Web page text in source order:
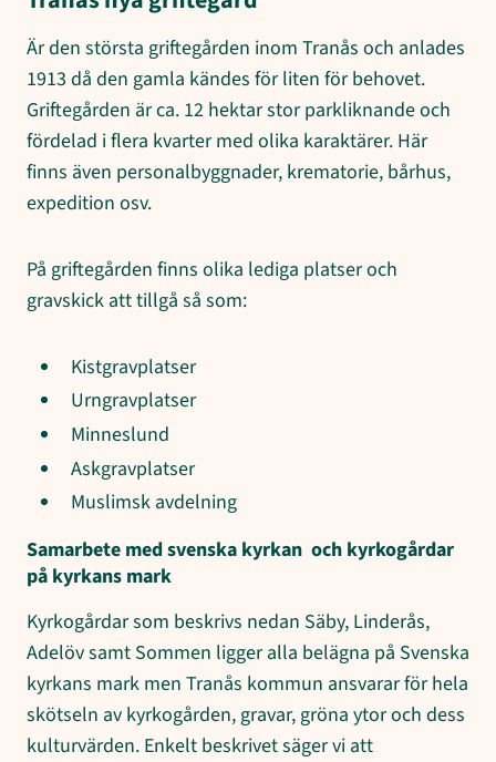
Är den största griftegården inom Tranås och anlades
1913 då den gamla kändes för liten för behovet.
Griftegården är ca. 12 hektar stor parkliknande och
fördelad i flera kvarter med olika karaktärer. Här
finns även personalbyggnader, krematorie, bårhus,
expedition osv.
På griftegården finns olika lediga platser och
gravskick att tillgå så som:
Kistgravplatser
Urngravplatser
Minneslund
Askgravplatser
Muslimsk avdelning
Samarbete med svenska kyrkan och kyrkogårdar
på kyrkans mark
Kyrkogårdar som beskrivs nedan Säby, Linderås,
Adelöv samt Sommen ligger alla belägna på Svenska
kyrkans mark men Tranås kommun ansvarar för hela
skötseln av kyrkogården, gravar, gröna ytor och dess
kulturvärden. Enkelt beskrivet säger vi att